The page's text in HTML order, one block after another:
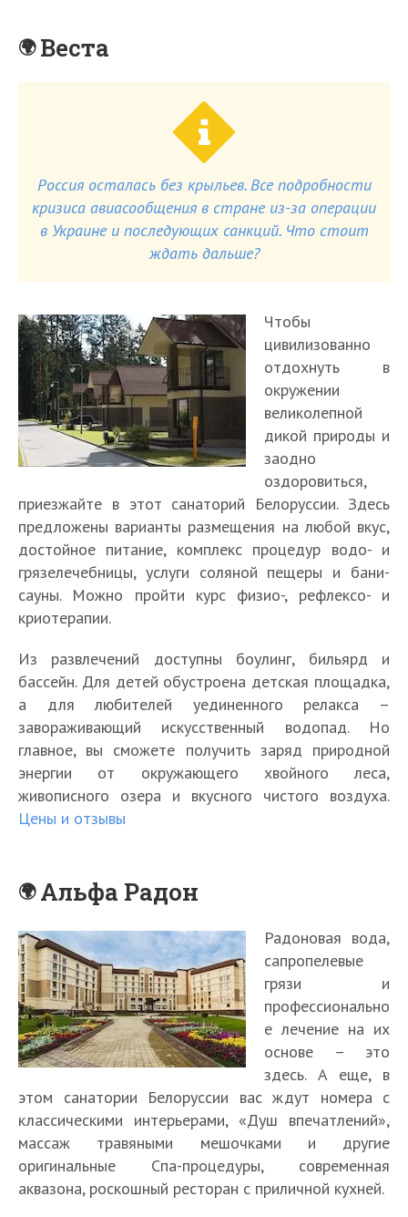
Веста
Россия осталась без крыльев. Все подробности
кризиса авиасообщения в стране из-за операции
в Украине и последующих санкций. Что стоит
ждать дальше?
Чтобы
цивилизованно
отдохнуть в
окружении
великолепной
дикой природы и
заодно
оздоровиться,
приезжайте в этот санаторий Белоруссии. Здесь
предложены варианты размещения на любой вкус,
достойное питание, комплекс процедур водо- и
грязелечебницы, услуги соляной пещеры и бани-
сауны. Можно пройти курс физио-, рефлексо- и
криотерапии.
Из развлечений доступны боулинг, бильярд и
бассейн. Для детей обустроена детская площадка,
а для любителей уединенного релакса –
завораживающий искусственный водопад. Но
главное, вы сможете получить заряд природной
энергии от окружающего хвойного леса,
живописного озера и вкусного чистого воздуха.
Цены и отзывы
Альфа Радон
Радоновая вода,
сапропелевые
грязи и
профессионально
е лечение на их
основе – это
здесь. А еще, в
этом санатории Белоруссии вас ждут номера с
классическими интерьерами, «Душ впечатлений»,
массаж травяными мешочками и другие
оригинальные Спа-процедуры, современная
аквазона, роскошный ресторан с приличной кухней.